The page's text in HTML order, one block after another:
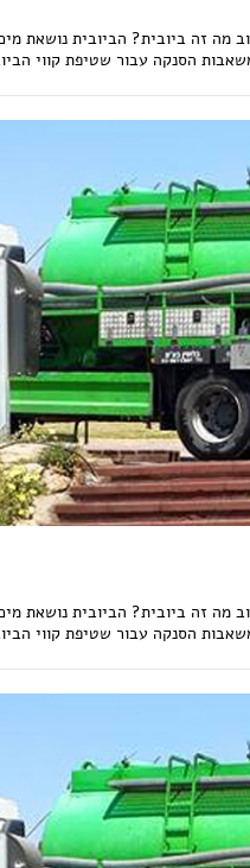
זה ביובית? הביובית נושאת
הסנקה עבור שטיפת קווי
זה ביובית? הביובית נושאת
הסנקה עבור שטיפת קווי